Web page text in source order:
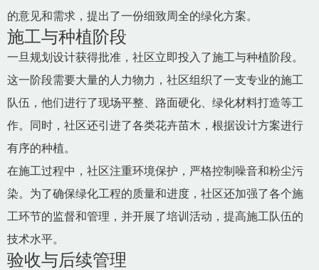
的意见和需求，提出了一份细致周全的绿化方案。
施工与种植阶段
一旦规划设计获得批准，社区立即投入了施工与种植阶段。
这一阶段需要大量的人力物力，社区组织了一支专业的施工
队伍，他们进行了现场平整、路面硬化、绿化材料打造等工
作。同时，社区还引进了各类花卉苗木，根据设计方案进行
有序的种植。
在施工过程中，社区注重环境保护，严格控制噪音和粉尘污
染。为了确保绿化工程的质量和进度，社区还加强了各个施
工环节的监督和管理，并开展了培训活动，提高施工队伍的
技术水平。
验收与后续管理